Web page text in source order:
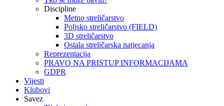
Discipline
Metno streličarstvo
Poljsko streličarstvo (FIELD)
3D streličarstvo
Ostala streličarska natjecanja
Reprezentacija
PRAVO NA PRISTUP INFORMACIJAMA
GDPR
Vijesti
Klubovi
Savez